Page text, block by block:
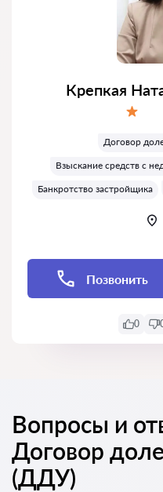
Крепкая
Договор
Взыскание средств с
Банкротство застройщика
Позвонить
0
Вопросы и
Договор
(ДДУ)